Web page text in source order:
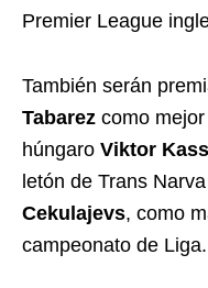
Premier League
También serán
Tabarez como
húngaro Viktor
letón de Trans
Cekulajevs, como
campeonato de Liga.